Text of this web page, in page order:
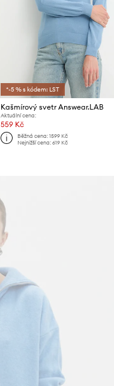
*-5 % s kódem: LST
Kašmírový svetr Answear.LAB
Aktuální cena:
559 Kč
Běžná cena: 1599 Kč
Nejnižší cena: 619 Kč